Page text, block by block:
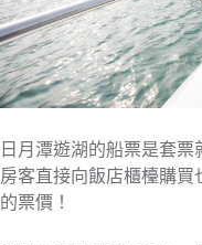
日月潭遊湖的船票是套
房客直接向飯店櫃檯購買
的票價！